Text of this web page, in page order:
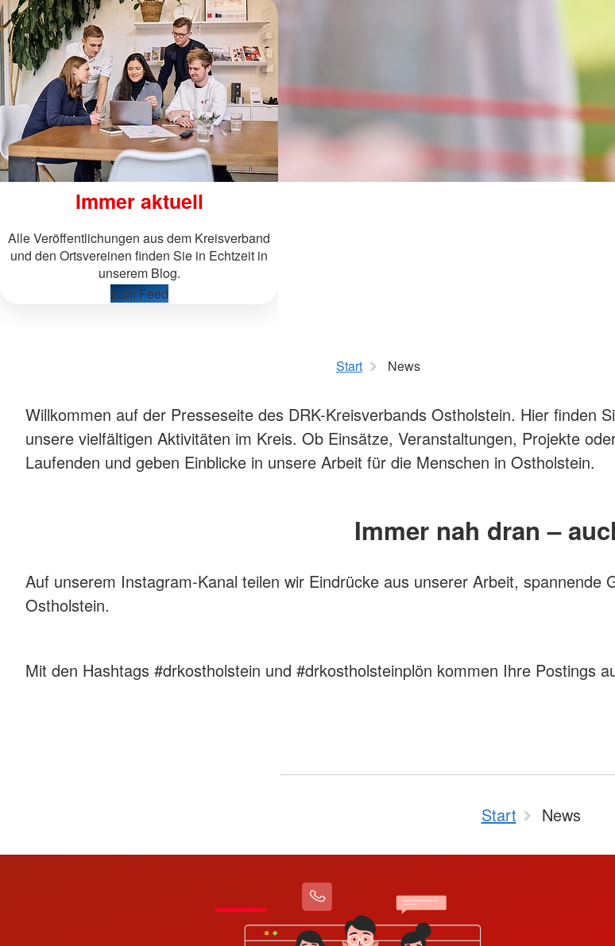
Immer aktuell
Alle Veröffentlichungen aus dem Kreisverband
und den Ortsvereinen finden Sie in Echtzeit in
unserem Blog.
Zum Feed
Start News
Willkommen auf der Presseseite des DRK-Kreisverbands Ostholstein. Hier finden
unsere vielfältigen Aktivitäten im Kreis. Ob Einsätze, Veranstaltungen, Projekte
Laufenden und geben Einblicke in unsere Arbeit für die Menschen in Ostholstein.
Immer nah dran –
Auf unserem Instagram-Kanal teilen wir Eindrücke aus unserer Arbeit, spannende
Ostholstein.
Mit den Hashtags #drkostholstein und #drkostholsteinplön kommen Ihre Postings
Start News